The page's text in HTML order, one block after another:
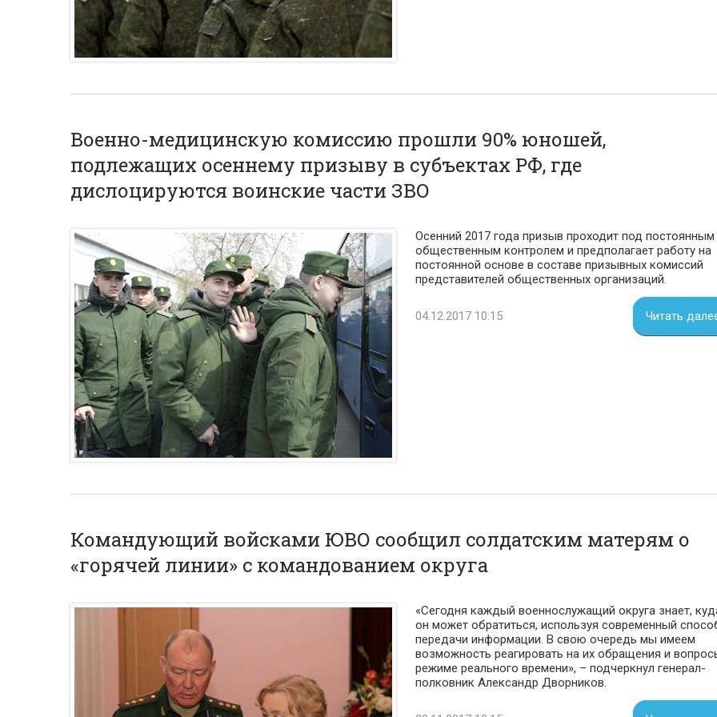
Военно-медицинскую комиссию прошли 90% юношей,
подлежащих осеннему призыву в субъектах РФ, где
дислоцируются воинские части ЗВО
Осенний 2017 года призыв проходит под постоянным
общественным контролем и предполагает работу на
постоянной основе в составе призывных комиссий
представителей общественных организаций.
04.12.2017 10:15 Читать
Командующий войсками ЮВО сообщил солдатским матерям о
«горячей линии» с командованием округа
«Сегодня каждый военнослужащий округа знает,
он может обратиться, используя современный
передачи информации. В свою очередь мы имеем
возможность реагировать на их обращения и
режиме реального времени», – подчеркнул генерал-
полковник Александр Дворников.